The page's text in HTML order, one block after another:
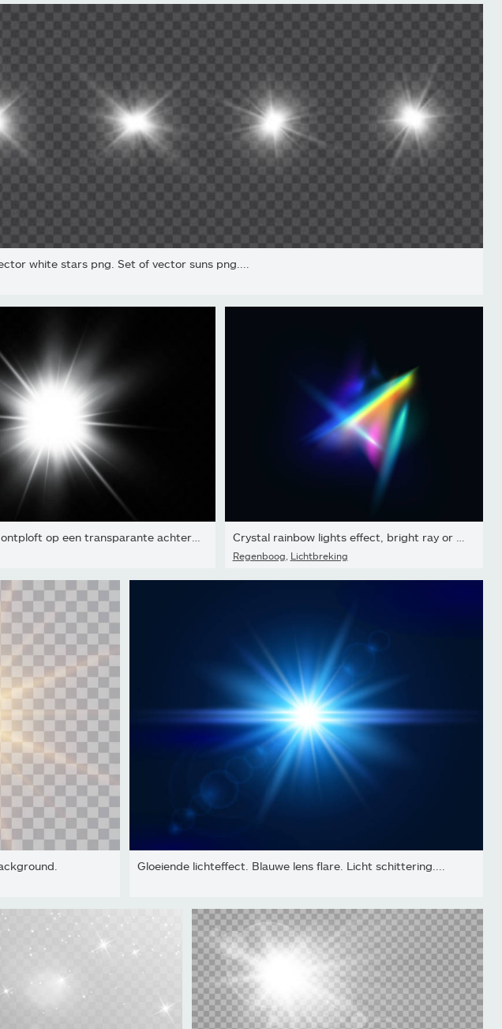
white stars png. Set of vector suns png....
Wit gloeiend licht ontploft op een transparante achtergrond....
Regenboog Lichtbreking
Gloeiende lichteffect. Blauwe lens flare. Licht schittering....